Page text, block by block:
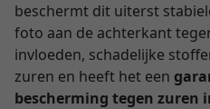
beschermt dit uiterst
foto aan de achterkant
invloeden, schadelijke
zuren en heeft het een
bescherming tegen zuren